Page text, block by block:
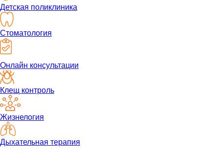
Детская поликлиника
Стоматология
Онлайн консультации
Клещ контроль
Жизнелогия
Дыхательная терапия